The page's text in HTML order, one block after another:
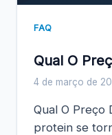
FAQ
Qual O
4 de março de
Qual O Preço
protein se